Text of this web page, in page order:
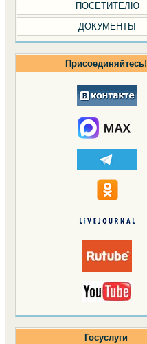
ПОСЕТИТЕЛЮ
ДОКУМЕНТЫ
Присоединяйтесь!
Госуслуги